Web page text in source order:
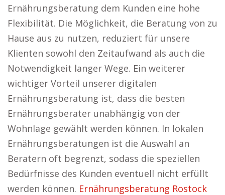
Ernährungsberatung dem Kunden eine hohe
Flexibilität. Die Möglichkeit, die Beratung von zu
Hause aus zu nutzen, reduziert für unsere
Klienten sowohl den Zeitaufwand als auch die
Notwendigkeit langer Wege. Ein weiterer
wichtiger Vorteil unserer digitalen
Ernährungsberatung ist, dass die besten
Ernährungsberater unabhängig von der
Wohnlage gewählt werden können. In lokalen
Ernährungsberatungen ist die Auswahl an
Beratern oft begrenzt, sodass die speziellen
Bedürfnisse des Kunden eventuell nicht erfüllt
werden können. Ernährungsberatung Rostock